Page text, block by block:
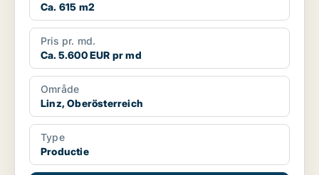
Ca. 615 m2
Pris pr. md.
Ca. 5.600 EUR pr md
Område
Linz, Oberösterreich
Type
Productie